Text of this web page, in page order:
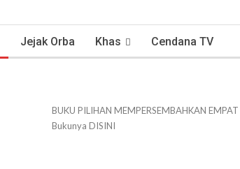
Jejak Orba Khas Cendana TV
BUKU PILIHAN MEMPERSEMBAHKAN EMPAT
Bukunya DISINI